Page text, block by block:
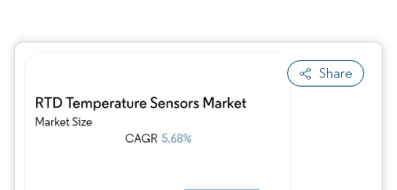
Share